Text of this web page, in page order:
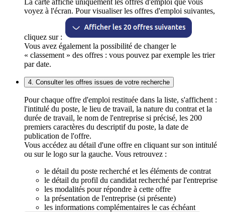
voyez à l'écran. Pour visualiser les offres d'emploi suivantes,
cliquez sur :
Vous avez également la possibilité de changer le
« classement » des offres : vous pouvez par exemple les trier
par date.
4. Consulter les offres issues de votre recherche
Pour chaque offre d'emploi restituée dans la liste, s'affichent :
l'intitulé du poste, le lieu de travail, la nature du contrat et la
durée de travail, le nom de l'entreprise si précisé, les 200
premiers caractères du descriptif du poste, la date de
publication de l'offre.
Vous accédez au détail d'une offre en cliquant sur son intitulé
ou sur le logo sur la gauche. Vous retrouvez :
le détail du poste recherché et les éléments de contrat
le détail du profil du candidat recherché par l'entreprise
les modalités pour répondre à cette offre
la présentation de l'entreprise (si présente)
les informations complémentaires le cas échéant